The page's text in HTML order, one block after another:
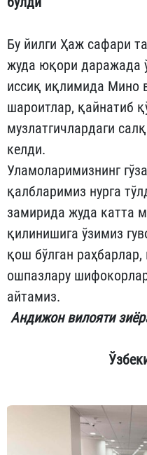
Бу йилги Ҳаж сафари
жуда юқори даражада
иссиқ иқлимида Мино
шароитлар, қайнатиб
музлатгичлардаги
келди.
Уламоларимизнинг
қалбларимиз нурга
замирида жуда катта
қилинишига ўзимиз
қош бўлган
ошпазлару
айтамиз.
Андижон вилояти